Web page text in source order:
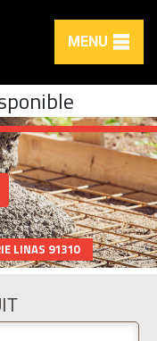
MENU
LINAS 91310